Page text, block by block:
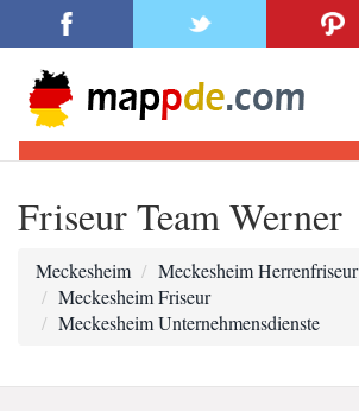
Friseur Team Werner
Meckesheim
Meckesheim Herrenfriseur
Meckesheim Friseur
Meckesheim Unternehmensdienste